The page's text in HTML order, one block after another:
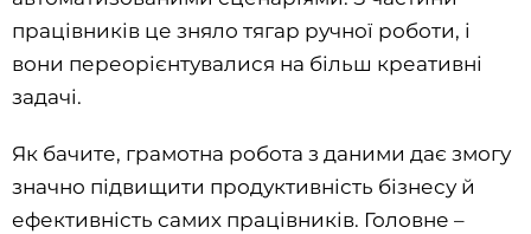
працівників це зняло тягар ручної роботи, і
вони переорієнтувалися на більш креативні
задачі.
Як бачите, грамотна робота з даними дає змогу
значно підвищити продуктивність бізнесу й
ефективність самих працівників. Головне –